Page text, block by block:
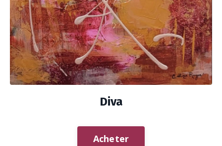
Diva
Acheter